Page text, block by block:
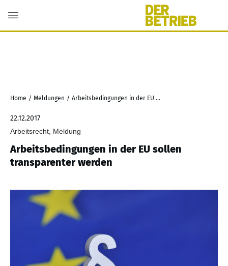
Home / Meldungen / Arbeitsbedingungen in der EU sollen transparenter werden
22.12.2017
Arbeitsrecht, Meldung
Arbeitsbedingungen in der EU sollen
transparenter werden